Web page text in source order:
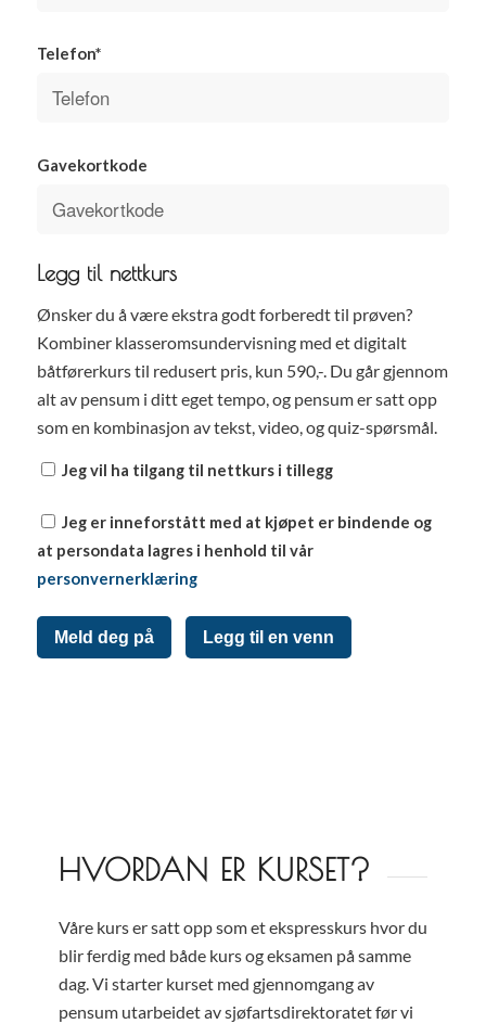
Telefon*
Gavekortkode
Legg til nettkurs
Ønsker du å være ekstra godt forberedt til prøven?
Kombiner klasseromsundervisning med et digitalt
båtførerkurs til redusert pris, kun 590,-. Du går gjennom
alt av pensum i ditt eget tempo, og pensum er satt opp
som en kombinasjon av tekst, video, og quiz-spørsmål.
Jeg vil ha tilgang til nettkurs i tillegg
Jeg er inneforstått med at kjøpet er bindende og
at persondata lagres i henhold til vår
personvernerklæring
Meld deg på Legg til en venn
HVORDAN ER KURSET?
Våre kurs er satt opp som et ekspresskurs hvor du
blir ferdig med både kurs og eksamen på samme
dag. Vi starter kurset med gjennomgang av
pensum utarbeidet av sjøfartsdirektoratet før vi